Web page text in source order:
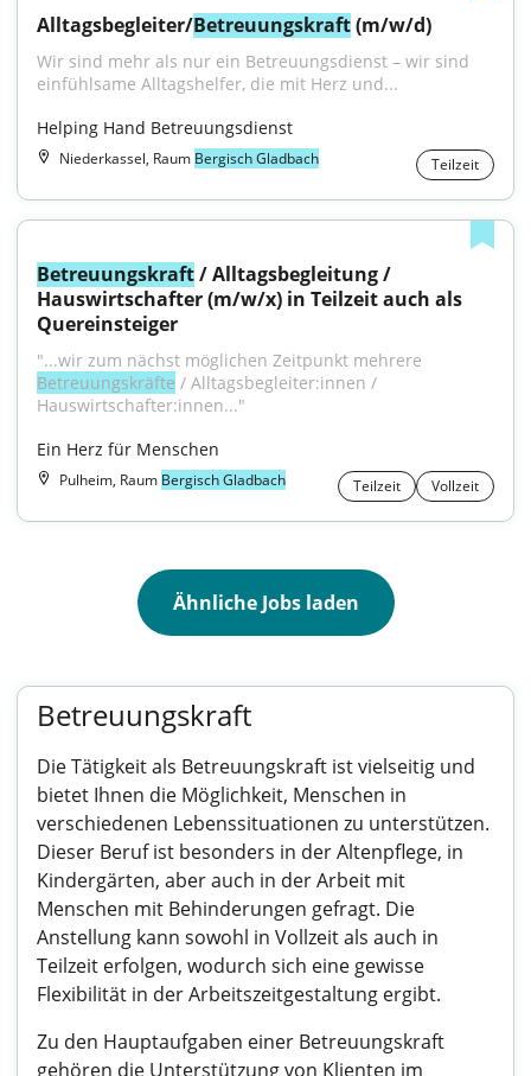
Alltagsbegleiter/Betreuungskraft (m/w/d)
Wir sind mehr als nur ein Betreuungsdienst – wir sind
einfühlsame Alltagshelfer, die mit Herz und...
Helping Hand Betreuungsdienst
Niederkassel, Raum Bergisch Gladbach Teilzeit
Betreuungskraft / Alltagsbegleitung /
Hauswirtschafter (m/w/x) in Teilzeit auch als
Quereinsteiger
Betreuungskräfte / Alltagsbegleiter:innen /
Hauswirtschafter:innen..."
Ein Herz für Menschen
Pulheim, Raum Bergisch Gladbach Teilzeit Vollzeit
Ähnliche Jobs laden
Betreuungskraft
Die Tätigkeit als Betreuungskraft ist vielseitig und
bietet Ihnen die Möglichkeit, Menschen in
verschiedenen Lebenssituationen zu unterstützen.
Dieser Beruf ist besonders in der Altenpflege, in
Kindergärten, aber auch in der Arbeit mit
Menschen mit Behinderungen gefragt. Die
Anstellung kann sowohl in Vollzeit als auch in
Teilzeit erfolgen, wodurch sich eine gewisse
Flexibilität in der Arbeitszeitgestaltung ergibt.
Zu den Hauptaufgaben einer Betreuungskraft
gehören die Unterstützung von Klienten im